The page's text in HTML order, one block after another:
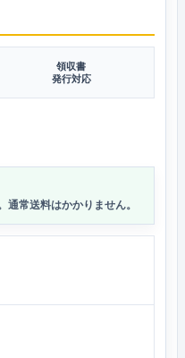
領収書
発行対応
常送料はかかりません。